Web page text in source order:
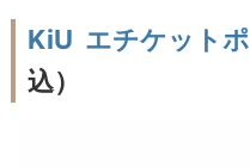
KiU エチケット
込）